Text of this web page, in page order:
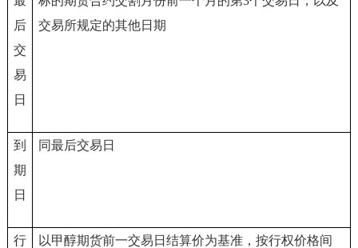
后
交
易
日
交易所规定的其他日期
到
期
日
同最后交易日
行
以甲醇期货前一交易日结算价为基准，按行权价格间